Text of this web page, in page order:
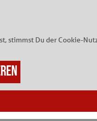
stimmst Du der Cookie-
CAMPUS